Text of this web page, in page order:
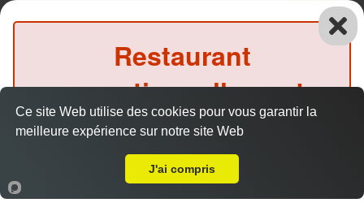
Sauce fromagère, frites à l'itérieur
Accueil Panier Compte
Restaurant
exceptionnellement
fermé ce midi
(Précommande possible)
Ce site Web utilise des cookies pour vous garantir la
meilleure expérience sur notre site Web
J'ai compris